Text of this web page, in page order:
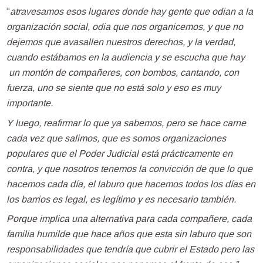
“atravesamos esos lugares donde hay gente que odian a la
organización social, odia que nos organicemos, y que no
dejemos que avasallen nuestros derechos, y la verdad,
cuando estábamos en la audiencia y se escucha que hay
un montón de compañeres, con bombos, cantando, con
fuerza, uno se siente que no está solo y eso es muy
importante.
Y luego, reafirmar lo que ya sabemos, pero se hace carne
cada vez que salimos, que es somos organizaciones
populares que el Poder Judicial está prácticamente en
contra, y que nosotros tenemos la convicción de que lo que
hacemos cada día, el laburo que hacemos todos los días en
los barrios es legal, es legítimo y es necesario también.
Porque implica una alternativa para cada compañere, cada
familia humilde que hace años que esta sin laburo que son
responsabilidades que tendría que cubrir el Estado pero las